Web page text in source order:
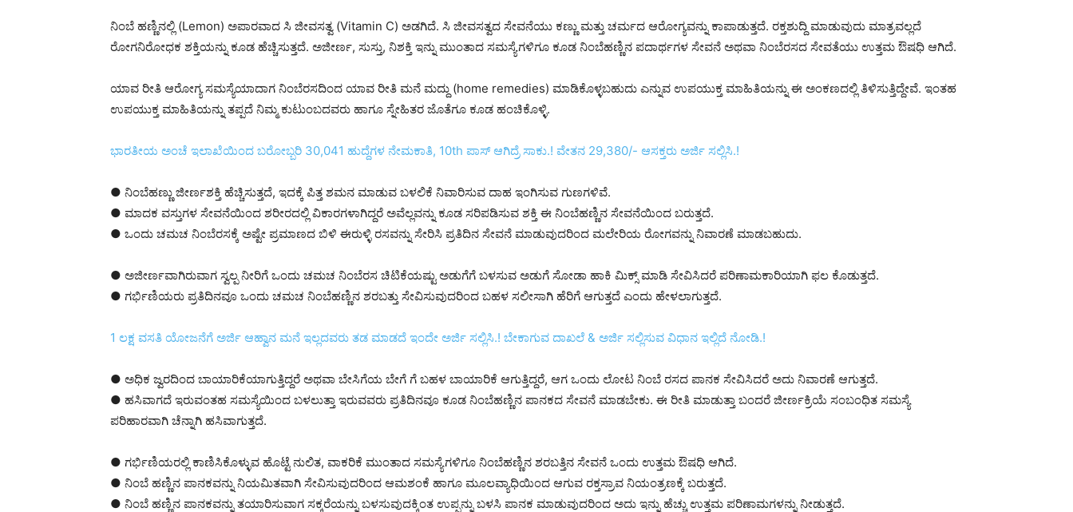
ನಿಂಬೆ ಹಣ್ಣಿನಲ್ಲಿ (Lemon) ಅಪಾರವಾದ ಸಿ ಜೀವಸತ್ವ (Vitamin C) ಅಡಗಿದೆ. ಸಿ ಜೀವಸತ್ವದ ಸೇವನೆಯು ಕಣ್ಣು ಮತ್ತು ಚರ್ಮದ ಆರೋಗ್ಯವನ್ನು ಕಾಪಾಡುತ್ತದೆ. ರಕ್ತಶುದ್ದಿ ಮಾಡುವುದು ಮಾತ್ರವಲ್ಲದೆ
ರೋಗನಿರೋಧಕ ಶಕ್ತಿಯನ್ನು ಕೂಡ ಹೆಚ್ಚಿಸುತ್ತದೆ. ಅಜೀರ್ಣ, ಸುಸ್ತು, ನಿಶಕ್ತಿ ಇನ್ನು ಮುಂತಾದ ಸಮಸ್ಯೆಗಳಿಗೂ ಕೂಡ ನಿಂಬೆಹಣ್ಣಿನ ಪದಾರ್ಥಗಳ ಸೇವನೆ ಅಥವಾ ನಿಂಬೆರಸದ ಸೇವತೆಯು ಉತ್ತಮ ಔಷಧಿ ಆಗಿದೆ.
ಯಾವ ರೀತಿ ಆರೋಗ್ಯ ಸಮಸ್ಯೆಯಾದಾಗ ನಿಂಬೆರಸದಿಂದ ಯಾವ ರೀತಿ ಮನೆ ಮದ್ದು (home remedies) ಮಾಡಿಕೊಳ್ಳಬಹುದು ಎನ್ನುವ ಉಪಯುಕ್ತ ಮಾಹಿತಿಯನ್ನು ಈ ಅಂಕಣದಲ್ಲಿ ತಿಳಿಸುತ್ತಿದ್ದೇವೆ. ಇಂತಹ
ಉಪಯುಕ್ತ ಮಾಹಿತಿಯನ್ನು ತಪ್ಪದೆ ನಿಮ್ಮ ಕುಟುಂಬದವರು ಹಾಗೂ ಸ್ನೇಹಿತರ ಜೊತೆಗೂ ಕೂಡ ಹಂಚಿಕೊಳ್ಳಿ.
ಭಾರತೀಯ ಅಂಚೆ ಇಲಾಖೆಯಿಂದ ಬರೋಬ್ಬರಿ 30,041 ಹುದ್ದೆಗಳ ನೇಮಕಾತಿ, 10th ಪಾಸ್ ಆಗಿದ್ರೆ ಸಾಕು.! ವೇತನ 29,380/- ಆಸಕ್ತರು ಅರ್ಜಿ ಸಲ್ಲಿಸಿ.!
● ನಿಂಬೆಹಣ್ಣು ಜೀರ್ಣಶಕ್ತಿ ಹೆಚ್ಚಿಸುತ್ತದೆ, ಇದಕ್ಕೆ ಪಿತ್ತ ಶಮನ ಮಾಡುವ ಬಳಲಿಕೆ ನಿವಾರಿಸುವ ದಾಹ ಇಂಗಿಸುವ ಗುಣಗಳಿವೆ.
● ಮಾದಕ ವಸ್ತುಗಳ ಸೇವನೆಯಿಂದ ಶರೀರದಲ್ಲಿ ವಿಕಾರಗಳಾಗಿದ್ದರೆ ಅವೆಲ್ಲವನ್ನು ಕೂಡ ಸರಿಪಡಿಸುವ ಶಕ್ತಿ ಈ ನಿಂಬೆಹಣ್ಣಿನ ಸೇವನೆಯಿಂದ ಬರುತ್ತದೆ.
● ಒಂದು ಚಮಚ ನಿಂಬೆರಸಕ್ಕೆ ಅಷ್ಟೇ ಪ್ರಮಾಣದ ಬಿಳಿ ಈರುಳ್ಳಿ ರಸವನ್ನು ಸೇರಿಸಿ ಪ್ರತಿದಿನ ಸೇವನೆ ಮಾಡುವುದರಿಂದ ಮಲೇರಿಯ ರೋಗವನ್ನು ನಿವಾರಣೆ ಮಾಡಬಹುದು.
● ಅಜೀರ್ಣವಾಗಿರುವಾಗ ಸ್ವಲ್ಪ ನೀರಿಗೆ ಒಂದು ಚಮಚ ನಿಂಬೆರಸ ಚಿಟಿಕೆಯಷ್ಟು ಅಡುಗೆಗೆ ಬಳಸುವ ಅಡುಗೆ ಸೋಡಾ ಹಾಕಿ ಮಿಕ್ಸ್ ಮಾಡಿ ಸೇವಿಸಿದರೆ ಪರಿಣಾಮಕಾರಿಯಾಗಿ ಫಲ ಕೊಡುತ್ತದೆ.
● ಗರ್ಭಿಣಿಯರು ಪ್ರತಿದಿನವೂ ಒಂದು ಚಮಚ ನಿಂಬೆಹಣ್ಣಿನ ಶರಬತ್ತು ಸೇವಿಸುವುದರಿಂದ ಬಹಳ ಸಲೀಸಾಗಿ ಹೆರಿಗೆ ಆಗುತ್ತದೆ ಎಂದು ಹೇಳಲಾಗುತ್ತದೆ.
1 ಲಕ್ಷ ವಸತಿ ಯೋಜನೆಗೆ ಅರ್ಜಿ ಆಹ್ವಾನ ಮನೆ ಇಲ್ಲದವರು ತಡ ಮಾಡದೆ ಇಂದೇ ಅರ್ಜಿ ಸಲ್ಲಿಸಿ.! ಬೇಕಾಗುವ ದಾಖಲೆ & ಅರ್ಜಿ ಸಲ್ಲಿಸುವ ವಿಧಾ‌ನ ಇಲ್ಲಿದೆ ನೋಡಿ.!
● ಅಧಿಕ ಜ್ವರದಿಂದ ಬಾಯಾರಿಕೆಯಾಗುತ್ತಿದ್ದರೆ ಅಥವಾ ಬೇಸಿಗೆಯ ಬೇಗೆ ಗೆ ಬಹಳ ಬಾಯಾರಿಕೆ ಆಗುತ್ತಿದ್ದರೆ, ಆಗ ಒಂದು ಲೋಟ ನಿಂಬೆ ರಸದ ಪಾನಕ ಸೇವಿಸಿದರೆ ಅದು ನಿವಾರಣೆ ಆಗುತ್ತದೆ.
● ಹಸಿವಾಗದೆ ಇರುವಂತಹ ಸಮಸ್ಯೆಯಿಂದ ಬಳಲುತ್ತಾ ಇರುವವರು ಪ್ರತಿದಿನವೂ ಕೂಡ ನಿಂಬೆಹಣ್ಣಿನ ಪಾನಕದ ಸೇವನೆ ಮಾಡಬೇಕು. ಈ ರೀತಿ ಮಾಡುತ್ತಾ ಬಂದರೆ ಜೀರ್ಣಕ್ರಿಯೆ ಸಂಬಂಧಿತ ಸಮಸ್ಯೆ
ಪರಿಹಾರವಾಗಿ ಚೆನ್ನಾಗಿ ಹಸಿವಾಗುತ್ತದೆ.
● ಗರ್ಭಿಣಿಯರಲ್ಲಿ ಕಾಣಿಸಿಕೊಳ್ಳುವ ಹೊಟ್ಟೆ ನುಲಿತ, ವಾಕರಿಕೆ ಮುಂತಾದ ಸಮಸ್ಯೆಗಳಿಗೂ ನಿಂಬೆಹಣ್ಣಿನ ಶರಬತ್ತಿನ ಸೇವನೆ ಒಂದು ಉತ್ತಮ ಔಷಧಿ ಆಗಿದೆ.
● ನಿಂಬೆ ಹಣ್ಣಿನ ಪಾನಕವನ್ನು ನಿಯಮಿತವಾಗಿ ಸೇವಿಸುವುದರಿಂದ ಆಮಶಂಕೆ ಹಾಗೂ ಮೂಲವ್ಯಾಧಿಯಿಂದ ಆಗುವ ರಕ್ತಸ್ರಾವ ನಿಯಂತ್ರಣಕ್ಕೆ ಬರುತ್ತದೆ.
● ನಿಂಬೆ ಹಣ್ಣಿನ ಪಾನಕವನ್ನು ತಯಾರಿಸುವಾಗ ಸಕ್ಕರೆಯನ್ನು ಬಳಸುವುದಕ್ಕಿಂತ ಉಪ್ಪನ್ನು ಬಳಸಿ ಪಾನಕ ಮಾಡುವುದರಿಂದ ಅದು ಇನ್ನು ಹೆಚ್ಚು ಉತ್ತಮ ಪರಿಣಾಮಗಳನ್ನು ನೀಡುತ್ತದೆ.